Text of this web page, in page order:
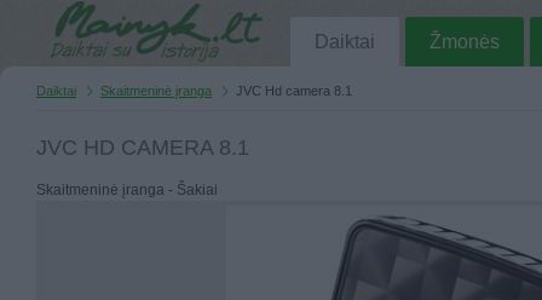
Daiktai Žmonės
Daiktai Skaitmeninė įranga JVC Hd camera 8.1
JVC HD CAMERA 8.1
Skaitmeninė įranga - Šakiai